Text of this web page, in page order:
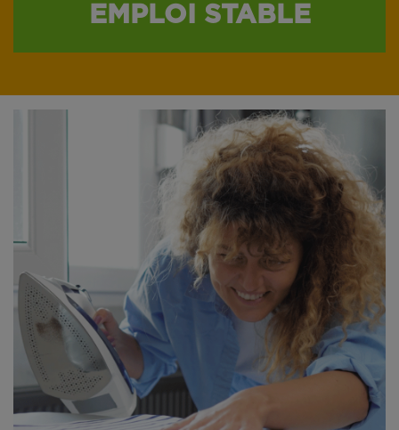
EMPLOI STABLE